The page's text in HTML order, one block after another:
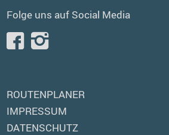
Folge uns auf Social Media
ROUTENPLANER
IMPRESSUM
DATENSCHUTZ